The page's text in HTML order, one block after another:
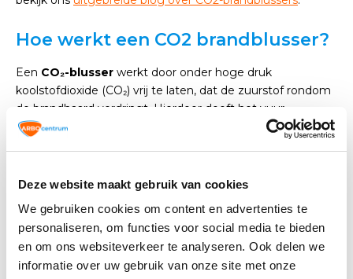
Deze website maakt gebruik van cookies
We gebruiken cookies om content en advertenties te
personaliseren, om functies voor social media te bieden
en om ons websiteverkeer te analyseren. Ook delen we
informatie over uw gebruik van onze site met onze
Hoe werkt een CO2 brandblusser?
Een CO₂-blusser werkt door onder hoge druk
koolstofdioxide (CO₂) vrij te laten, dat de zuurstof rondom
de brandhaard verdringt. Hierdoor dooft het vuur
razendsnel zonder schade aan elektrische of gevoelige
blusser ideaal voor kantoren, laboratoria en industriële
Meer weten over de techniek en toepassing? Lees verder
in hetCO2-blusser blog.